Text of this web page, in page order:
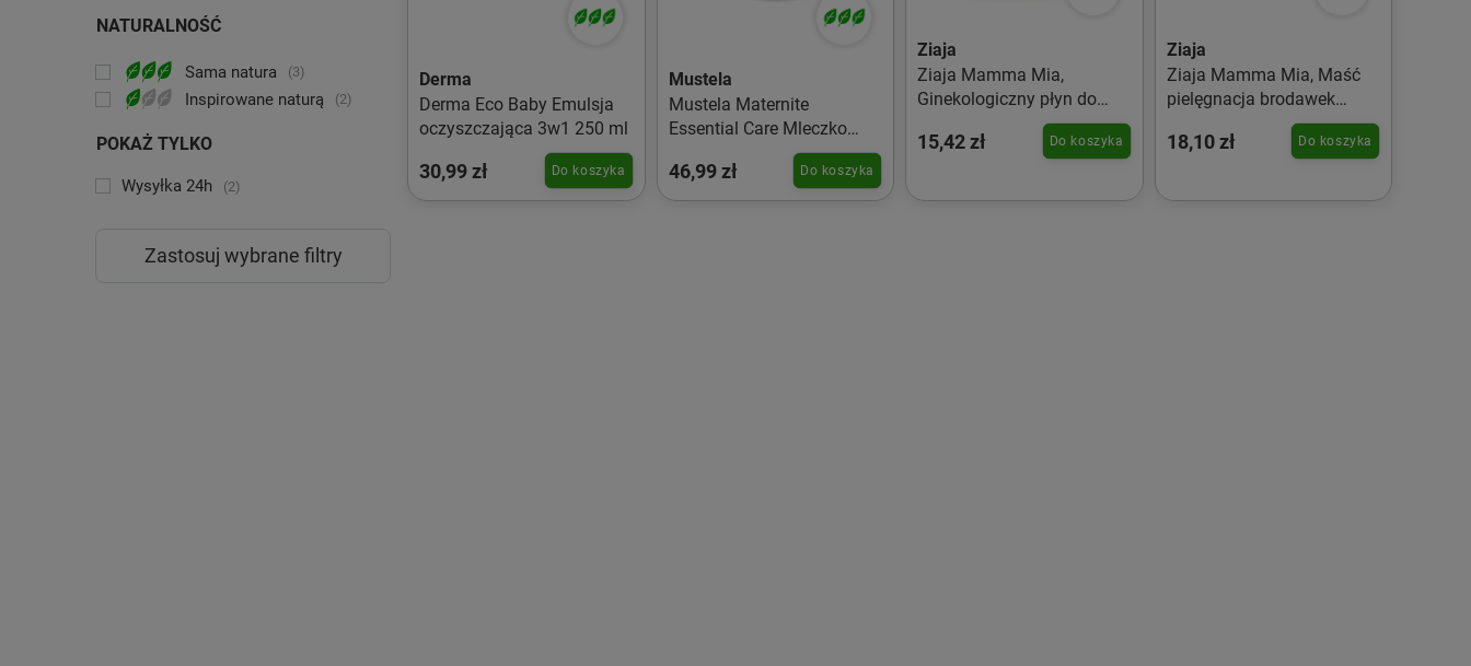
NATURALNOŚĆ
Sama natura 3
Inspirowane naturą 2
POKAŻ TYLKO
Wysyłka 24h 2
Zastosuj wybrane filtry
Derma
Derma Eco Baby Emulsja
oczyszczająca 3w1 250 ml
30,99 zł Do koszyka
Mustela
Mustela Maternite
Essential Care Mleczko
multifunkcyjne 200ml
46,99 zł Do koszyka
Ziaja
Ziaja Mamma Mia,
Ginekologiczny płyn do
higieny intymnej 300ml
15,42 zł Do koszyka
Ziaja
Ziaja Mamma Mia, Maść
pielęgnacja brodawek
sutkowych w okresie ciąży i
karmienia 15ml
18,10 zł Do koszyka